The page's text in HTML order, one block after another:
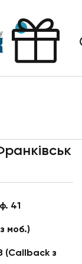
41
моб.)
(Callback з